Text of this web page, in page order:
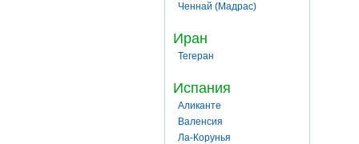
Ченнай (Мадрас)
Иран
Тегеран
Испания
Аликанте
Валенсия
Ла-Корунья